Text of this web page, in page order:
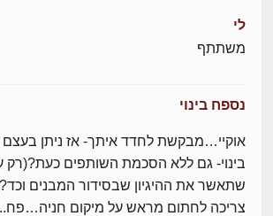
לי
משתתף
נספח בינוי
אוקיי…מבקשת לחדד איתך- אז ניתן
בינוי- גם ללא הסכמת השותפים כעת?(רק
שתאשר את ההיגיון שבסידור המבנים
צריכה לחתום מראש על מיקום